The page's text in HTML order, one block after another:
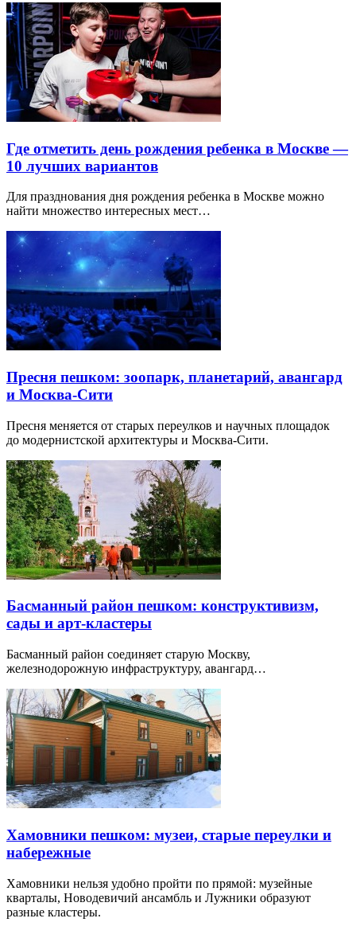
Где отметить день рождения ребенка в Москве —
10 лучших вариантов
Для празднования дня рождения ребенка в Москве можно
найти множество интересных мест…
Пресня пешком: зоопарк, планетарий, авангард
и Москва-Сити
Пресня меняется от старых переулков и научных площадок
до модернистской архитектуры и Москва-Сити.
Басманный район пешком: конструктивизм,
сады и арт-кластеры
Басманный район соединяет старую Москву,
железнодорожную инфраструктуру, авангард…
Хамовники пешком: музеи, старые переулки и
набережные
Хамовники нельзя удобно пройти по прямой: музейные
кварталы, Новодевичий ансамбль и Лужники образуют
разные кластеры.